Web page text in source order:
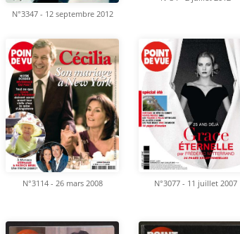
N°3347 - 12 septembre 2012
N°3114 - 26 mars 2008 N°3077 - 11 juillet 2007